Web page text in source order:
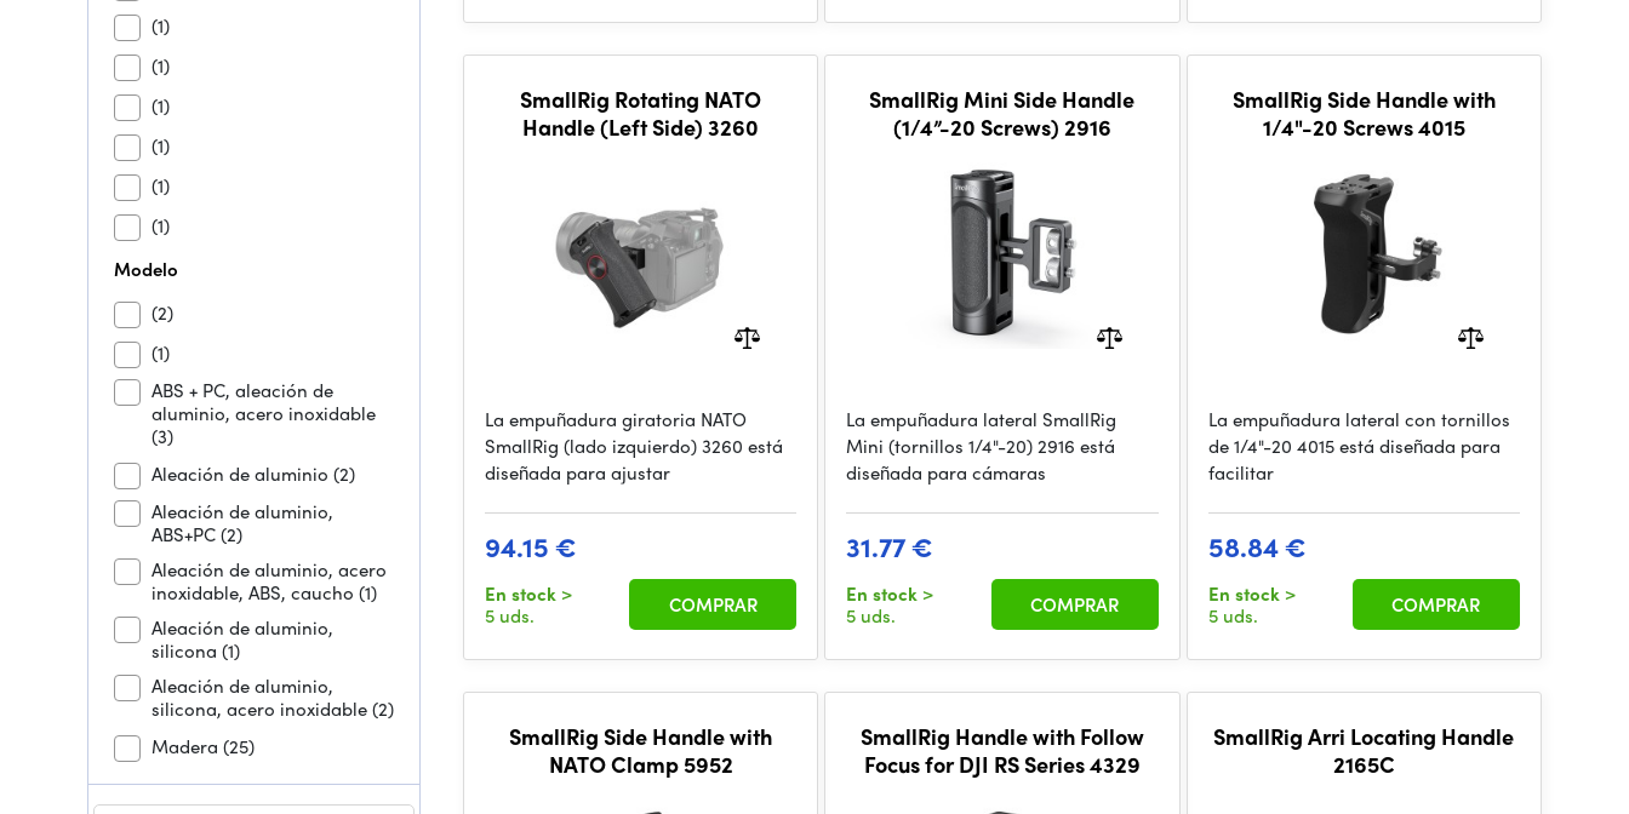
(1)
(1)
(1)
(1)
(1)
(1)
Modelo
(2)
(1)
ABS + PC, aleación de
aluminio, acero inoxidable
(3)
Aleación de aluminio (2)
Aleación de aluminio,
ABS+PC(2)
Aleación de aluminio, acero
inoxidable, ABS, caucho (1)
Aleación de aluminio,
silicona (1)
Aleación de aluminio,
silicona, acero inoxidable(2)
Madera (25)
SmallRig Rotating NATO
Handle (Left Side) 3260
La empuñadura giratoria NATO
SmallRig (lado izquierdo) 3260 está
diseñada para ajustar
94.15 €
En stock >
5 uds.
COMPRAR
SmallRig Mini Side Handle
(1/4”-20 Screws) 2916
La empuñadura lateral SmallRig
Mini (tornillos 1/4"-20) 2916 está
diseñada para cámaras
31.77 €
En stock >
5 uds.
COMPRAR
SmallRig Side Handle with
1/4"-20 Screws 4015
La empuñadura lateral con tornillos
de 1/4"-20 4015 está diseñada para
facilitar
58.84 €
En stock >
5 uds.
COMPRAR
SmallRig Side Handle with
NATO Clamp 5952
SmallRig Handle with Follow
Focus for DJI RS Series 4329
SmallRig Arri Locating Handle
2165C